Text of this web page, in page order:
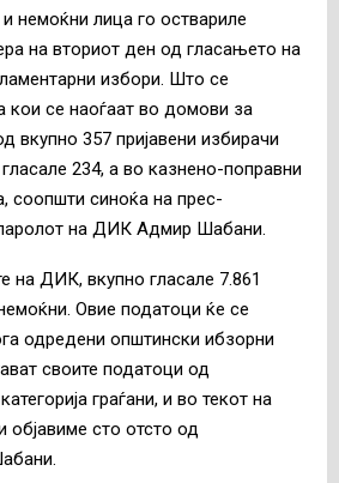
немоќни лица го оствариле
на вториот ден од гласањето на
избори. Што се
кои се наоѓаат во домови за
вкупно 357 пријавени избирачи
гласале 234, а во казнено-поправни
соопшти синоќа на прес-
на ДИК Адмир Шабани.
на ДИК, вкупно гласале 7.861
Овие податоци ќе се
одредени општински ибзорни
своите податоци од
граѓани, и во текот на
објавиме сто отсто од